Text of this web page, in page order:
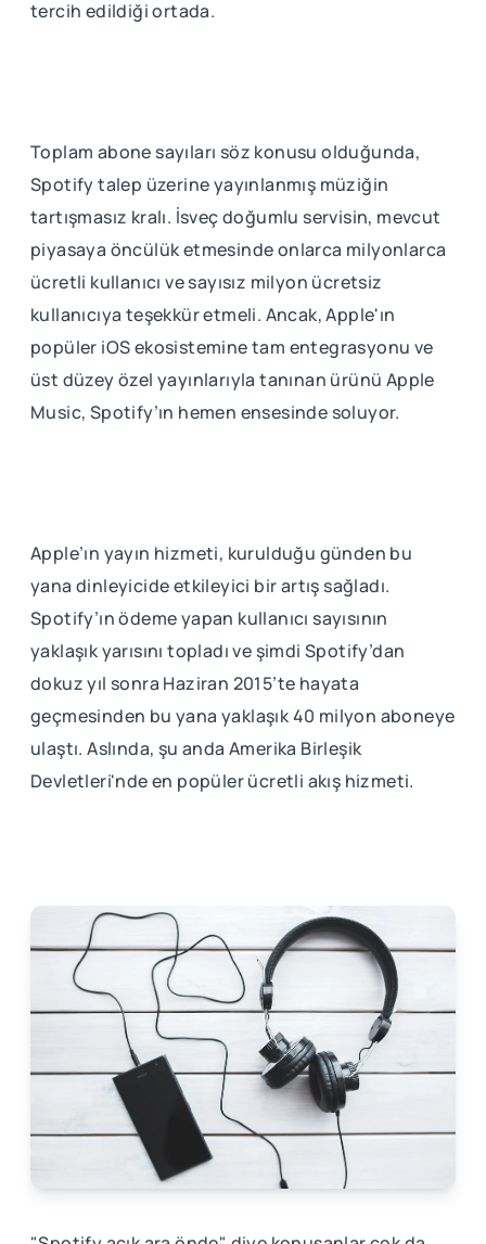
tercih edildiği ortada.
Toplam abone sayıları söz konusu olduğunda,
Spotify talep üzerine yayınlanmış müziğin
tartışmasız kralı. İsveç doğumlu servisin, mevcut
piyasaya öncülük etmesinde onlarca milyonlarca
ücretli kullanıcı ve sayısız milyon ücretsiz
kullanıcıya teşekkür etmeli. Ancak, Apple'ın
popüler iOS ekosistemine tam entegrasyonu ve
üst düzey özel yayınlarıyla tanınan ürünü Apple
Music, Spotify’ın hemen ensesinde soluyor.
Apple’ın yayın hizmeti, kurulduğu günden bu
yana dinleyicide etkileyici bir artış sağladı.
Spotify’ın ödeme yapan kullanıcı sayısının
yaklaşık yarısını topladı ve şimdi Spotify’dan
dokuz yıl sonra Haziran 2015’te hayata
geçmesinden bu yana yaklaşık 40 milyon aboneye
ulaştı. Aslında, şu anda Amerika Birleşik
Devletleri'nde en popüler ücretli akış hizmeti.